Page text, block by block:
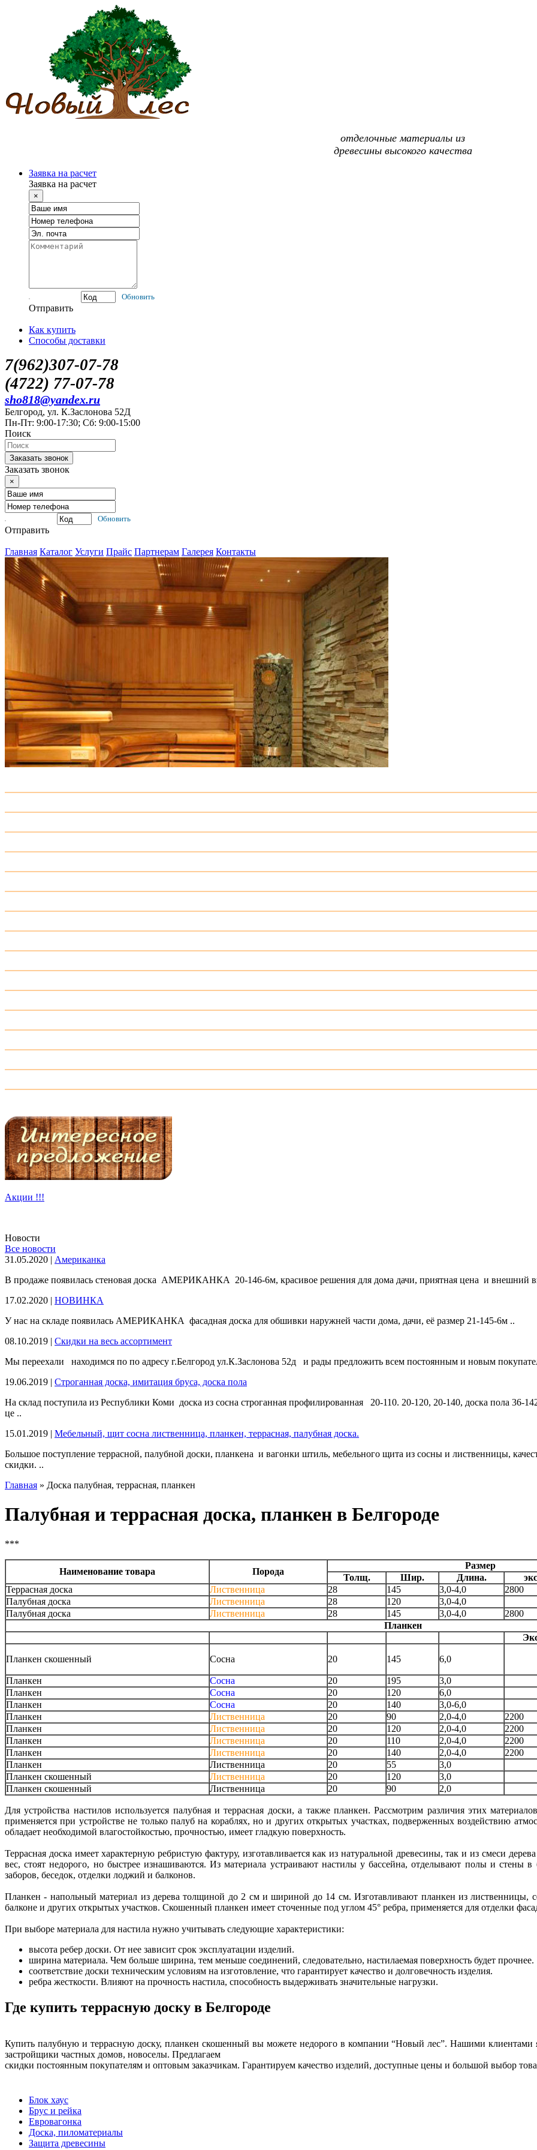
отделочные материалы из
древесины высокого качества
Заявка на расчет
Заявка на расчет
×
Обновить
Отправить
Как купить
Способы доставки
7(962)307-07-78
(4722) 77-07-78
sho818@yandex.ru
Белгород, ул. К.Заслонова 52Д
Пн-Пт: 9:00-17:30; Сб: 9:00-15:00
Поиск
Заказать звонок
Заказать звонок
×
Обновить
Отправить
Главная Каталог Услуги Прайс Партнерам Галерея Контакты
Акции !!!
Новости
Все новости
31.05.2020 | Американка
В продаже появилась стеновая доска АМЕРИКАНКА 20-146-6м, красивое решения для дома дачи, приятная цена и внешний
17.02.2020 | НОВИНКА
У нас на складе появилась АМЕРИКАНКА фасадная доска для обшивки наружней части дома, дачи, её размер 21-145-6м ..
08.10.2019 | Скидки на весь ассортимент
Мы переехали находимся по по адресу г.Белгород ул.К.Заслонова 52д и рады предложить всем постоянным и новым
19.06.2019 | Строганная доска, имитация бруса, доска пола
На склад поступила из Республики Коми доска из сосна строганная профилированная 20-110. 20-120, 20-140, доска пола 36-
це ..
15.01.2019 | Мебельный, щит сосна лиственница, планкен, террасная, палубная доска.
Большое поступление террасной, палубной доски, планкена и вагонки штиль, мебельного щита из сосны и лиственницы,
скидки. ..
Главная » Доска палубная, террасная, планкен
Палубная и террасная доска, планкен в Белгороде
***
Наименование товара Порода
Размер
Толщ.
Шир. Длина.
Террасная доска
Лиственница 28 145 3,0-4,0 2800
Палубная доска
Лиственница 28 120 3,0-4,0
Палубная доска
Лиственница 28 145 3,0-4,0 2800
Планкен
Планкен скошенный Сосна 20 145 6,0
Планкен Сосна 20 195 3,0
Планкен
Сосна 20 120 6,0
Планкен
Сосна 20 140 3,0-6,0
Планкен
Лиственница 20 90 2,0-4,0 2200
Планкен
Лиственница 20 120 2,0-4,0 2200
Планкен
Лиственница 20 110 2,0-4,0 2200
Планкен
Лиственница 20 140 2,0-4,0 2200
Планкен
Лиственница 20 55 3,0
Планкен скошенный
Лиственница 20 120 3,0
Планкен скошенный
Лиственница 20 90 2,0
Для устройства настилов используется палубная и террасная доски, а также планкен. Рассмотрим различия этих
применяется при устройстве не только палуб на кораблях, но и других открытых участках, подверженных воздействию
обладает необходимой влагостойкостью, прочностью, имеет гладкую поверхность.
Террасная доска имеет характерную ребристую фактуру, изготавливается как из натуральной древесины, так и из смеси
вес, стоят недорого, но быстрее изнашиваются. Из материала устраивают настилы у бассейна, отделывают полы и стены в
заборов, беседок, отделки лоджий и балконов.
Планкен - напольный материал из дерева толщиной до 2 см и шириной до 14 см. Изготавливают планкен из лиственницы,
балконе и других открытых участков. Скошенный планкен имеет сточенные под углом 45° ребра, применяется для отделки
При выборе материала для настила нужно учитывать следующие характеристики:
высота ребер доски. От нее зависит срок эксплуатации изделий.
ширина материала. Чем больше ширина, тем меньше соединений, следовательно, настилаемая поверхность будет прочнее.
соответствие доски техническим условиям на изготовление, что гарантирует качество и долговечность изделия.
ребра жесткости. Влияют на прочность настила, способность выдерживать значительные нагрузки.
Где купить террасную доску в Белгороде
Купить палубную и террасную доску, планкен скошенный вы можете недорого в компании “Новый лес”. Нашими клиентами
застройщики частных домов, новоселы. Предлагаем
скидки постоянным покупателям и оптовым заказчикам. Гарантируем качество изделий, доступные цены и большой выбор
Блок хаус
Брус и рейка
Евровагонка
Доска, пиломатериалы
Защита древесины